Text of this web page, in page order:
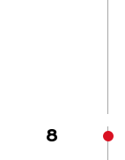
8